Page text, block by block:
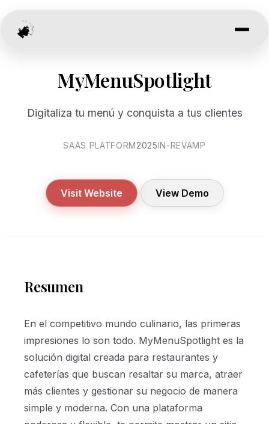
MyMenuSpotlight
Digitaliza tu menú y conquista a tus clientes
SAAS PLATFORM2025IN-REVAMP
Visit Website View Demo
Resumen
En el competitivo mundo culinario, las primeras
impresiones lo son todo. MyMenuSpotlight es la
solución digital creada para restaurantes y
cafeterías que buscan resaltar su marca, atraer
más clientes y gestionar su negocio de manera
simple y moderna. Con una plataforma